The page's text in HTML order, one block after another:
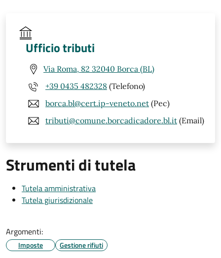
Ufficio tributi
Via Roma, 82 32040 Borca (BL)
+39 0435 482328 (Telefono)
borca.bl@cert.ip-veneto.net (Pec)
tributi@comune.borcadicadore.bl.it (Email)
Strumenti di tutela
Tutela amministrativa
Tutela giurisdizionale
Argomenti:
Imposte Gestione rifiuti